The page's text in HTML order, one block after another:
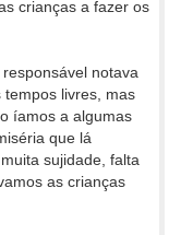
crianças a fazer os
notava
livres, mas
íamos a algumas
que lá
sujidade, falta
as crianças